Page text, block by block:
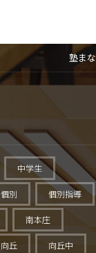
塾ま
中学生
個別 個別指導
南本庄
向丘 向丘中